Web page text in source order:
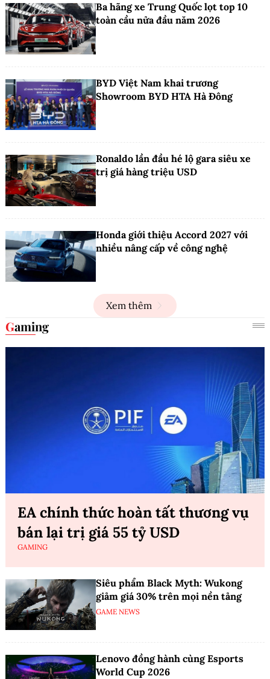
Ba hãng xe Trung Quốc lọt top 10
toàn cầu nửa đầu năm 2026
BYD Việt Nam khai trương
Showroom BYD HTA Hà Đông
Ronaldo lần đầu hé lộ gara siêu xe
trị giá hàng triệu USD
Honda giới thiệu Accord 2027 với
nhiều nâng cấp về công nghệ
Xem thêm
Gaming
EA chính thức hoàn tất thương vụ
bán lại trị giá 55 tỷ USD
GAMING
Siêu phẩm Black Myth: Wukong
giảm giá 30% trên mọi nền tảng
GAME NEWS
Lenovo đồng hành cùng Esports
World Cup 2026